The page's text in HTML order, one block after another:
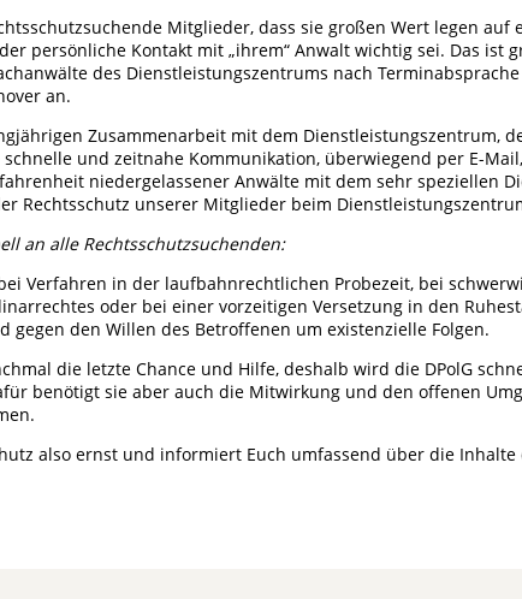
Mitglieder, dass sie großen Wert legen auf
persönliche Kontakt mit „ihrem“ Anwalt wichtig sei. Das ist
des Dienstleistungszentrums nach
an.
Zusammenarbeit mit dem Dienstleistungszentrum,
und zeitnahe Kommunikation, überwiegend per E-
niedergelassener Anwälte mit dem sehr speziellen
Rechtsschutz unserer Mitglieder beim
an alle Rechtsschutzsuchenden:
Verfahren in der laufbahnrechtlichen Probezeit, bei
oder bei einer vorzeitigen Versetzung in den
gegen den Willen des Betroffenen um existenzielle Folgen.
die letzte Chance und Hilfe, deshalb wird die DPolG
benötigt sie aber auch die Mitwirkung und den offenen
also ernst und informiert Euch umfassend über die Inhalte